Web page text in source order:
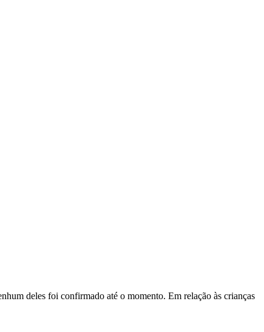
deles foi confirmado até o momento. Em relação às crianças